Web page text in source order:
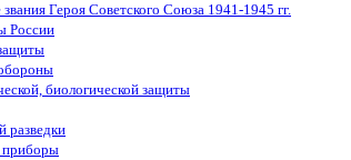
Героя Советского Союза 1941-1945 гг.
России
биологической защиты
разведки
приборы